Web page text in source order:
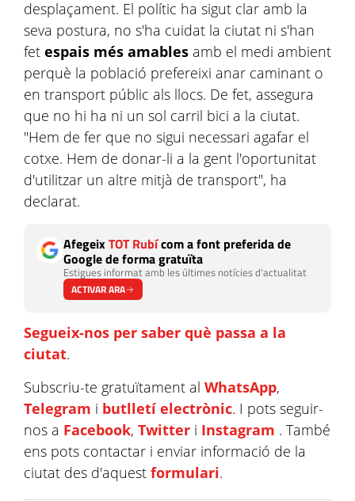
desplaçament. El polític ha sigut clar amb la
seva postura, no s'ha cuidat la ciutat ni s'han
fet espais més amables amb el medi ambient
perquè la població prefereixi anar caminant o
en transport públic als llocs. De fet, assegura
que no hi ha ni un sol carril bici a la ciutat.
"Hem de fer que no sigui necessari agafar el
cotxe. Hem de donar-li a la gent l'oportunitat
d'utilitzar un altre mitjà de transport", ha
declarat.
AfegeixTOT Rubícom a font preferida de
Google de forma gratuïta
Estigues informat amb les últimes notícies d'actualitat
ACTIVAR ARA
Segueix-nos per saber què passa a la
ciutat.
Subscriu-te gratuïtament al WhatsApp,
Telegram i butlletí electrònic. I pots seguir-
nos a Facebook, Twitter i Instagram . També
ens pots contactar i enviar informació de la
ciutat des d'aquest formulari.